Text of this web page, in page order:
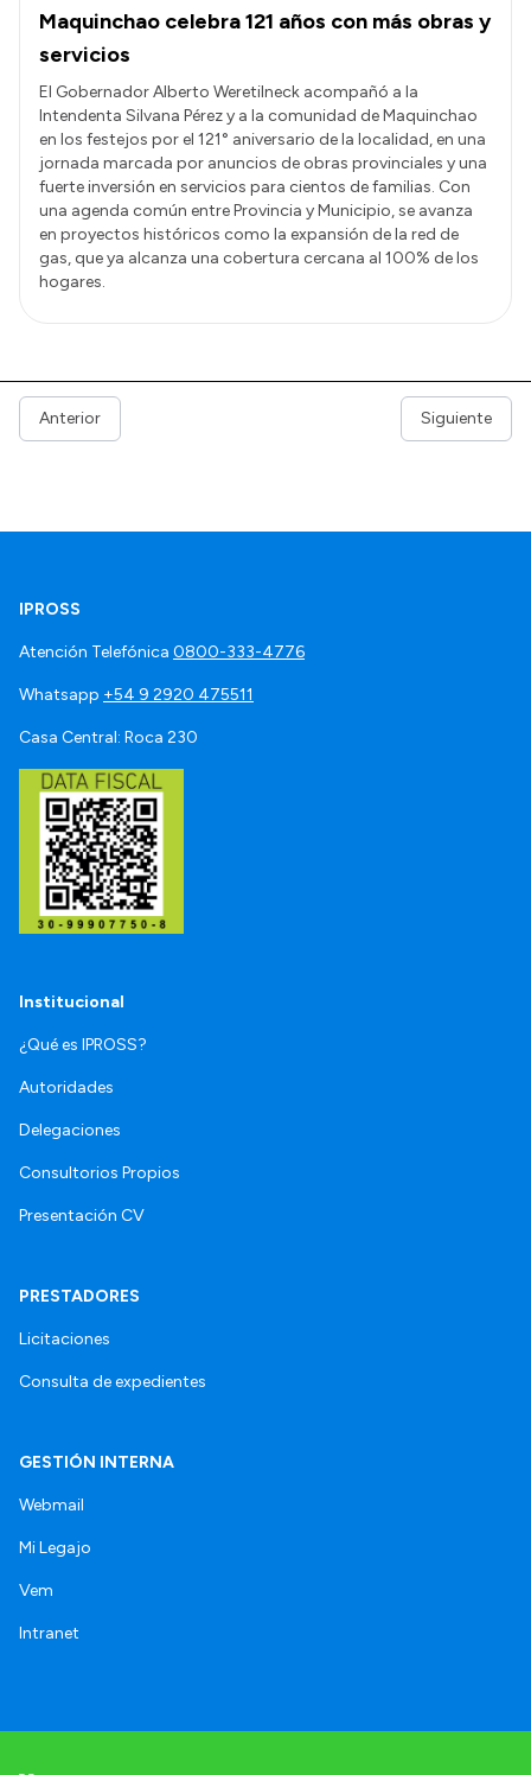
Maquinchao celebra 121 años con más obras y
servicios
El Gobernador Alberto Weretilneck acompañó a la
Intendenta Silvana Pérez y a la comunidad de Maquinchao
en los festejos por el 121° aniversario de la localidad, en una
jornada marcada por anuncios de obras provinciales y una
fuerte inversión en servicios para cientos de familias. Con
una agenda común entre Provincia y Municipio, se avanza
en proyectos históricos como la expansión de la red de
gas, que ya alcanza una cobertura cercana al 100% de los
hogares.
Anterior Siguiente
IPROSS
Atención Telefónica 0800-333-4776
Whatsapp +54 9 2920 475511
Casa Central: Roca 230
Institucional
¿Qué es IPROSS?
Autoridades
Delegaciones
Consultorios Propios
Presentación CV
PRESTADORES
Licitaciones
Consulta de expedientes
GESTIÓN INTERNA
Webmail
Mi Legajo
Vem
Intranet